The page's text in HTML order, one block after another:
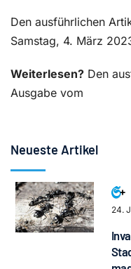
Den ausführlichen
Samstag, 4. März
Weiterlesen? Den
Ausgabe vom
Neueste Artikel
24.